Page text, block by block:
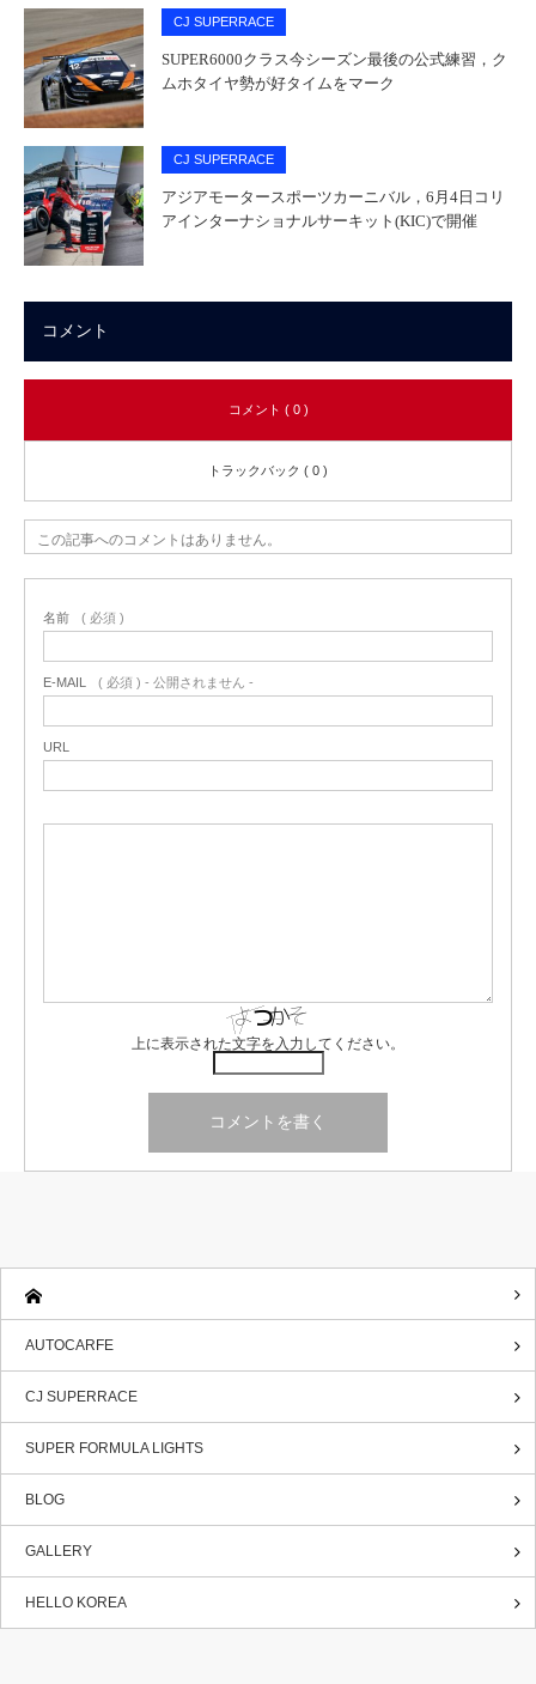
CJ SUPERRACE
SUPER6000クラス今シーズン最後の公式練習，ク
ムホタイヤ勢が好タイムをマーク
CJ SUPERRACE
アジアモータースポーツカーニバル，6月4日コリ
アインターナショナルサーキット(KIC)で開催
コメント
コメント ( 0 )
トラックバック ( 0 )
この記事へのコメントはありません。
名前 ( 必須 )
E-MAIL ( 必須 ) - 公開されません -
URL
上に表示された文字を入力してください。
AUTOCARFE
CJ SUPERRACE
SUPER FORMULA LIGHTS
BLOG
GALLERY
HELLO KOREA